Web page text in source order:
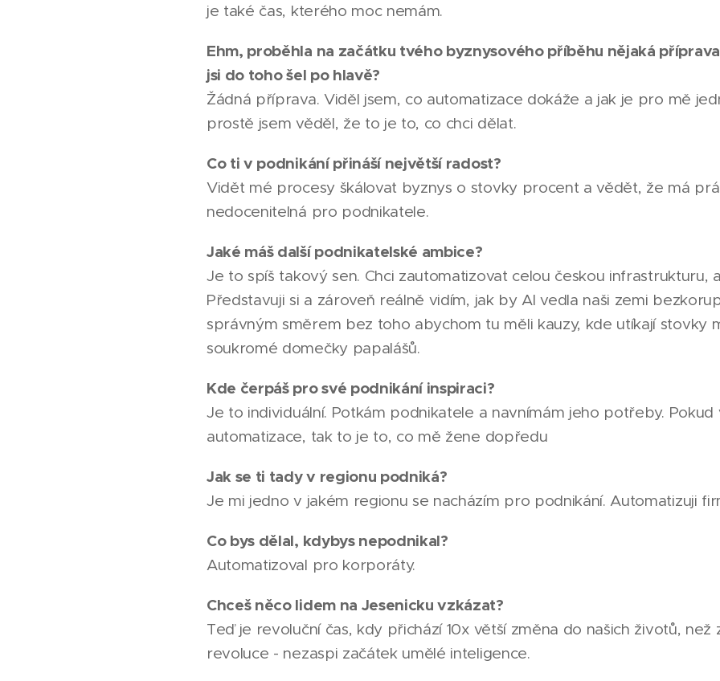
je také čas, kterého moc nemám.
Ehm, proběhla na začátku tvého byznysového příběhu nějaká
jsi do toho šel po hlavě?
Žádná příprava. Viděl jsem, co automatizace dokáže a jak je pro mě
prostě jsem věděl, že to je to, co chci dělat.
Co ti v podnikání přináší největší radost?
Vidět mé procesy škálovat byznys o stovky procent a vědět, že má
nedocenitelná pro podnikatele.
Jaké máš další podnikatelské ambice?
Je to spíš takový sen. Chci zautomatizovat celou českou infrastrukturu,
Představuji si a zároveň reálně vidím, jak by AI vedla naši zemi
správným směrem bez toho abychom tu měli kauzy, kde utíkají stovky
soukromé domečky papalášů.
Kde čerpáš pro své podnikání inspiraci?
Je to individuální. Potkám podnikatele a navnímám jeho potřeby.
automatizace, tak to je to, co mě žene dopředu
Jak se ti tady v regionu podniká?
Je mi jedno v jakém regionu se nacházím pro podnikání. Automatizuji
Co bys dělal, kdybys nepodnikal?
Automatizoval pro korporáty.
Chceš něco lidem na Jesenicku vzkázat?
Teď je revoluční čas, kdy přichází 10x větší změna do našich životů,
revoluce - nezaspi začátek umělé inteligence.